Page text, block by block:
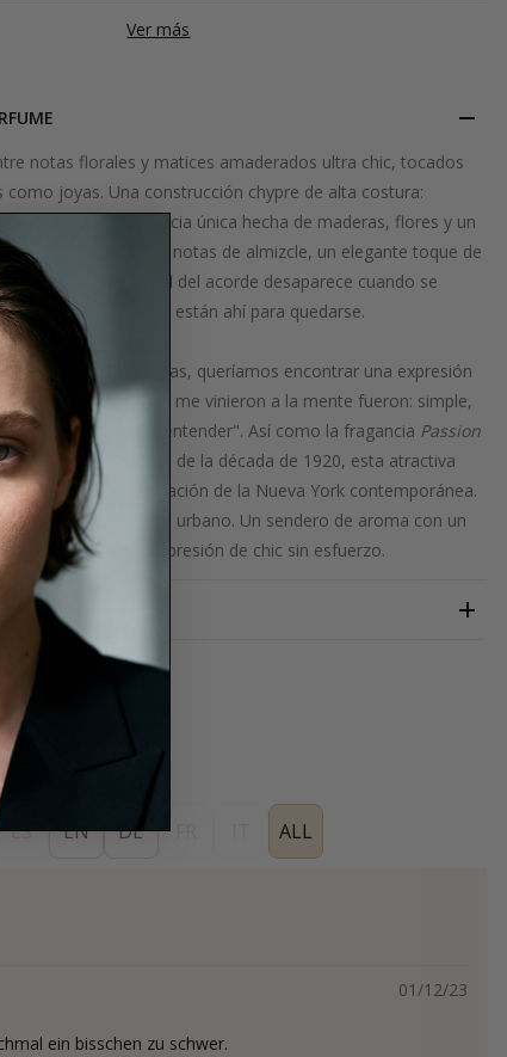
Ver más
notas florales y matices amaderados ultra chic, tocados
joyas. Una construcción chypre de alta costura:
Una fragancia única hecha de maderas, flores y un
está adornado con notas de almizcle, un elegante toque de
La seriedad inicial del acorde desaparece cuando se
coloridos y sutiles: están ahí para quedarse.
la fragancia?
de fragancias, queríamos encontrar una expresión
Las palabras que me vinieron a la mente fueron: simple,
chic, fácil de entender". Así como la fragancia Passion
inercia del París de la década de 1920, esta atractiva
y la sofisticación de la Nueva York contemporánea.
por el paisaje urbano. Un sendero de aroma con un
La máxima expresión de chic sin esfuerzo.
ES EN DE ALL
01/12/23
ein bisschen zu schwer.